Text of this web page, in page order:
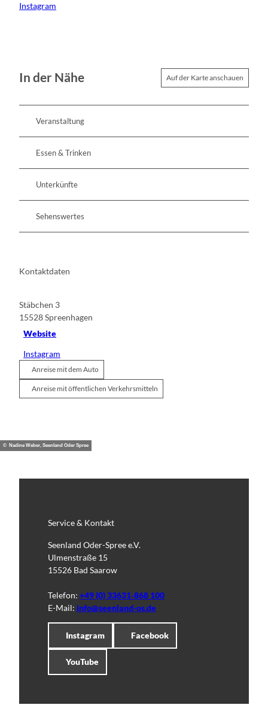
Instagram
In der Nähe Auf der Karte anschauen
Veranstaltung
Essen & Trinken
Unterkünfte
Sehenswertes
Kontaktdaten
Stäbchen 3
15528Spreenhagen
Website
Instagram
Anreise mit dem Auto
Anreise mit öffentlichen Verkehrsmitteln
© Nadine Weber, Seenland Oder Spree
Service & Kontakt
Seenland Oder-Spree e.V.
Ulmenstraße 15
15526 Bad Saarow
Telefon: +49 (0) 33631-868 100
E-Mail: info@seenland-os.de
Instagram Facebook
YouTube